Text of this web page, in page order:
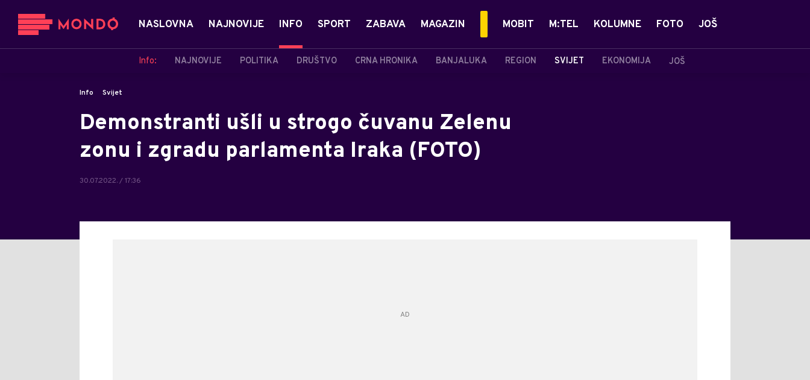
NASLOVNA NAJNOVIJE INFO
Info: NAJNOVIJE POLITIKA DRUŠTVO CRNA HRONIKA BANJALUKA REGION SVIJET EKONOMIJA JOŠ
SPORT ZABAVA MAGAZIN MOBIT M:TEL KOLUMNE FOTO JOŠ
Info Svijet
Demonstranti ušli u strogo čuvanu Zelenu
zonu i zgradu parlamenta Iraka (FOTO)
30.07.2022. / 17:36